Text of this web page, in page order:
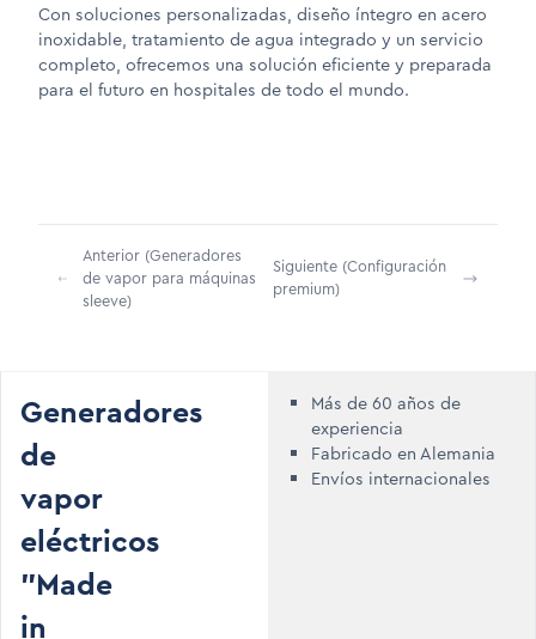
Con soluciones personalizadas, diseño íntegro en acero
inoxidable, tratamiento de agua integrado y un servicio
completo, ofrecemos una solución eficiente y preparada
para el futuro en hospitales de todo el mundo.
Anterior (Generadores
de vapor para máquinas
sleeve)
Siguiente (Configuración
premium)
Generadores
de
vapor
eléctricos
"Made
in
Más de 60 años de
experiencia
Fabricado en Alemania
Envíos internacionales